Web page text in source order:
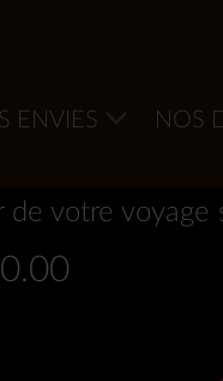
ENVIES NOS
de votre voyage